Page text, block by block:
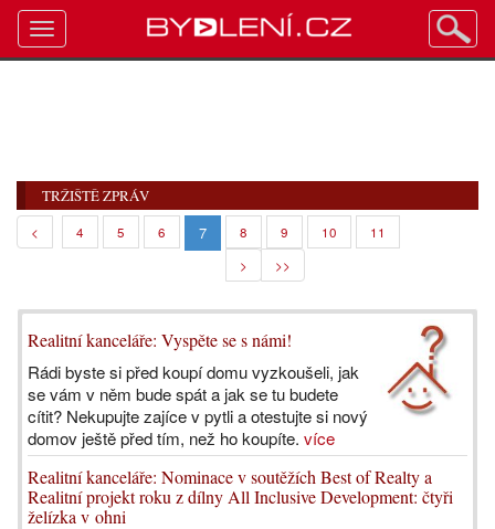
TRŽIŠTĚ ZPRÁV
< 4 5 6 7 8 9 10
11
>
>>
Realitní kanceláře: Vyspěte se s námi!
Rádi byste si před koupí domu vyzkoušeli, jak
se vám v něm bude spát a jak se tu budete
cítit? Nekupujte zajíce v pytli a otestujte si nový
domov ještě před tím, než ho koupíte. více
Realitní kanceláře: Nominace v soutěžích Best of Realty a
Realitní projekt roku z dílny All Inclusive Development: čtyři
želízka v ohni
Toggle
navigation